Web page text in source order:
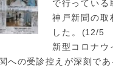
で行っている
神戸新聞の取
した。(12/
新型コロナウ
への受診控えが深刻であ